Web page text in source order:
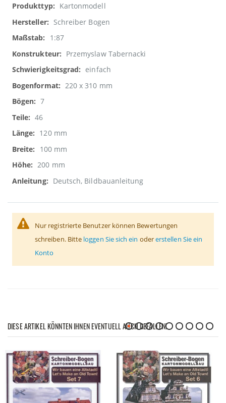
Weitere
Informationen
Kartonmodell
Schreiber Bogen
1:87
Przemyslaw Tabernacki
einfach
220 x 310 mm
7
46
120 mm
100 mm
200 mm
Deutsch, Bildbauanleitung
Nur registrierte Benutzer können Bewertungen
schreiben. Bitte loggen Sie sich ein odererstellen Sie ein
Konto
DIESE ARTIKEL KÖNNTEN IHNEN EVENTUELL AUCH GEFALLEN!